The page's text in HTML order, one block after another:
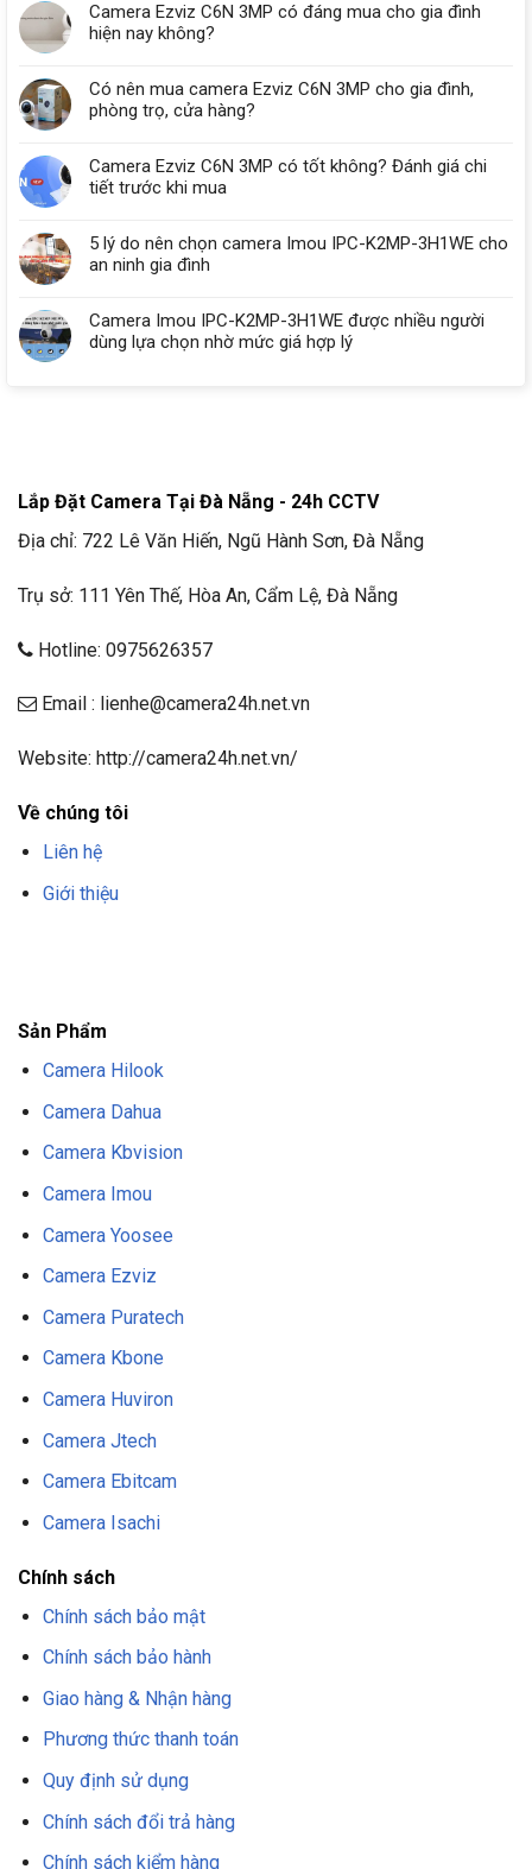
Camera Ezviz C6N 3MP có đáng mua cho gia đình
hiện nay không?
Có nên mua camera Ezviz C6N 3MP cho gia đình,
phòng trọ, cửa hàng?
Camera Ezviz C6N 3MP có tốt không? Đánh giá chi
tiết trước khi mua
5 lý do nên chọn camera Imou IPC-K2MP-3H1WE cho
an ninh gia đình
Camera Imou IPC-K2MP-3H1WE được nhiều người
dùng lựa chọn nhờ mức giá hợp lý
Lắp Đặt Camera Tại Đà Nẵng - 24h CCTV
Địa chỉ: 722 Lê Văn Hiến, Ngũ Hành Sơn, Đà Nẵng
Trụ sở: 111 Yên Thế, Hòa An, Cẩm Lệ, Đà Nẵng
Hotline: 0975626357
Email : lienhe@camera24h.net.vn
Website: http://camera24h.net.vn/
Về chúng tôi
Liên hệ
Giới thiệu
Sản Phẩm
Camera Hilook
Camera Dahua
Camera Kbvision
Camera Imou
Camera Yoosee
Camera Ezviz
Camera Puratech
Camera Kbone
Camera Huviron
Camera Jtech
Camera Ebitcam
Camera Isachi
Chính sách
Chính sách bảo mật
Chính sách bảo hành
Giao hàng & Nhận hàng
Phương thức thanh toán
Quy định sử dụng
Chính sách đổi trả hàng
Chính sách kiểm hàng